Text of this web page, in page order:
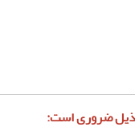
ضروری است: